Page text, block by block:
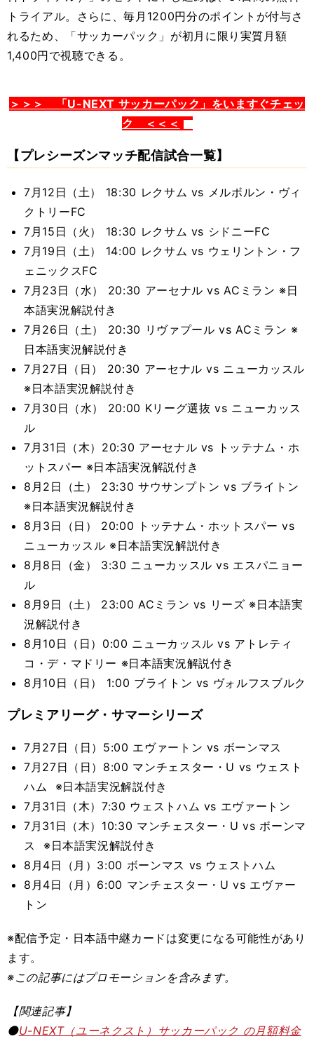
トライアル。さらに、毎月1200円分のポイントが付与さ
れるため、「サッカーパック」が初月に限り実質月額
1,400円で視聴できる。
＞＞＞ 「U-NEXT サッカーパック」をいますぐチェッ
ク ＜＜＜
【プレシーズンマッチ配信試合一覧】
7月12日（土） 18:30 レクサム vs メルボルン・ヴィ
クトリーFC
7月15日（火） 18:30 レクサム vs シドニーFC
7月19日（土） 14:00 レクサム vs ウェリントン・フ
ェニックスFC
7月23日（水） 20:30 アーセナル vs ACミラン ※日
本語実況解説付き
7月26日（土） 20:30 リヴァプール vs ACミラン ※
日本語実況解説付き
7月27日（日） 20:30 アーセナル vs ニューカッスル
※日本語実況解説付き
7月30日（水） 20:00 Kリーグ選抜 vs ニューカッス
ル
7月31日（木）20:30 アーセナル vs トッテナム・ホ
ットスパー ※日本語実況解説付き
8月2日（土） 23:30 サウサンプトン vs ブライトン
※日本語実況解説付き
8月3日（日） 20:00 トッテナム・ホットスパー vs
ニューカッスル ※日本語実況解説付き
8月8日（金） 3:30 ニューカッスル vs エスパニョー
ル
8月9日（土） 23:00 ACミラン vs リーズ ※日本語実
況解説付き
8月10日（日）0:00 ニューカッスル vs アトレティ
コ・デ・マドリー ※日本語実況解説付き
8月10日（日） 1:00 ブライトン vs ヴォルフスブルク
プレミアリーグ・サマーシリーズ
7月27日（日）5:00 エヴァートン vs ボーンマス
7月27日（日）8:00 マンチェスター・U vs ウェスト
ハム ※日本語実況解説付き
7月31日（木）7:30 ウェストハム vs エヴァートン
7月31日（木）10:30 マンチェスター・U vs ボーンマ
ス ※日本語実況解説付き
8月4日（月）3:00 ボーンマス vs ウェストハム
8月4日（月）6:00 マンチェスター・U vs エヴァー
トン
※配信予定・日本語中継カードは変更になる可能性があり
ます。
※この記事にはプロモーションを含みます。
【関連記事】
⚫️U-NEXT（ユーネクスト）サッカーパック の月額料金